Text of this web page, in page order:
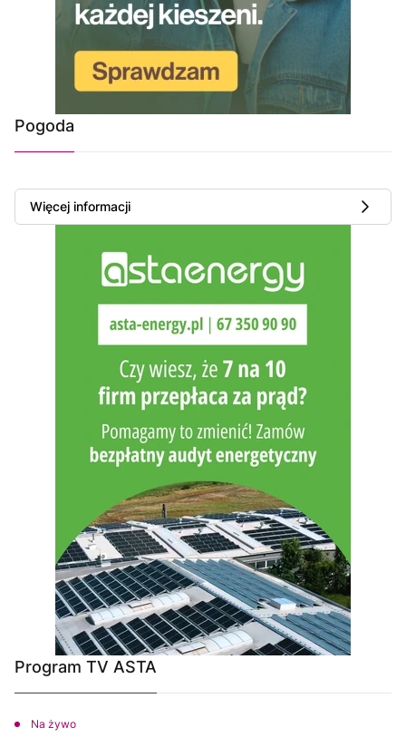
Pogoda
Więcej informacji
Program TV ASTA
Na żywo